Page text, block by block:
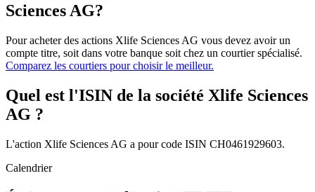
Sciences AG?
Pour acheter des actions Xlife Sciences AG vous devez avoir un
compte titre, soit dans votre banque soit chez un courtier spécialisé.
Comparez les courtiers pour choisir le meilleur.
Quel est l'ISIN de la société Xlife Sciences
AG ?
L'action Xlife Sciences AG a pour code ISIN CH0461929603.
Calendrier